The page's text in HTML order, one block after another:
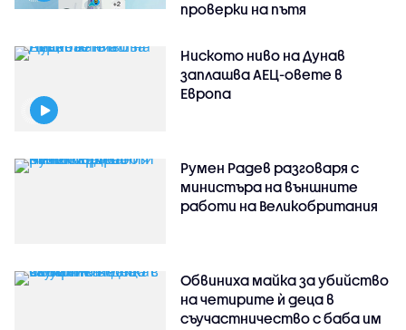
проверки на пътя
Ниското ниво на Дунав
заплашва АЕЦ-овете в
Европа
Румен Радев разговаря с
министъра на външните
работи на Великобритания
Обвиниха майка за убийство
на четирите ѝ деца в
съучастничество с баба им